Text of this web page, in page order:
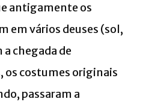
antigamente os
em vários deuses (sol,
a chegada de
os costumes originais
passaram a